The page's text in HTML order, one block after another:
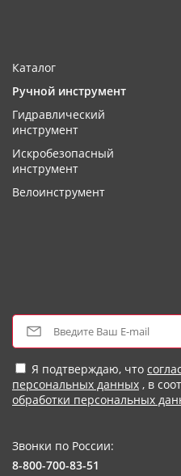
Каталог
Ручной инструмент
Гидравлический
инструмент
Искробезопасный
инструмент
Велоинструмент
Я подтверждаю, что
персональных данных , в
обработки персональных
Звонки по России:
8-800-700-83-51